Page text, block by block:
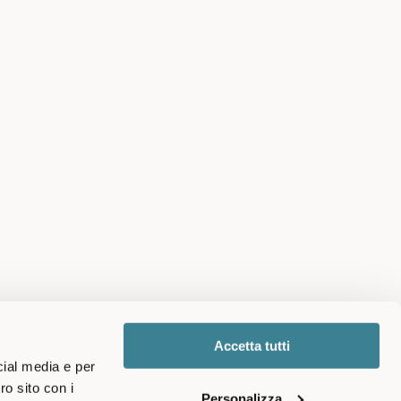
media e per
sito con i
Accetta tutti